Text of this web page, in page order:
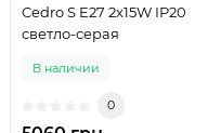
Cedro S E27 2x15W IP20
светло-серая
В наличии
0